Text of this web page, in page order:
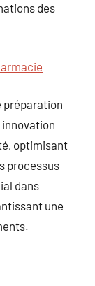
des
préparation
optimisant
processus
dans
une